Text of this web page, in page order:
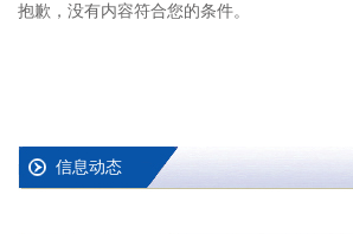
抱歉，没有内容符合您的条件。
信息动态